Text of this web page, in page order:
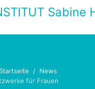
Startseite
News
für Frauen